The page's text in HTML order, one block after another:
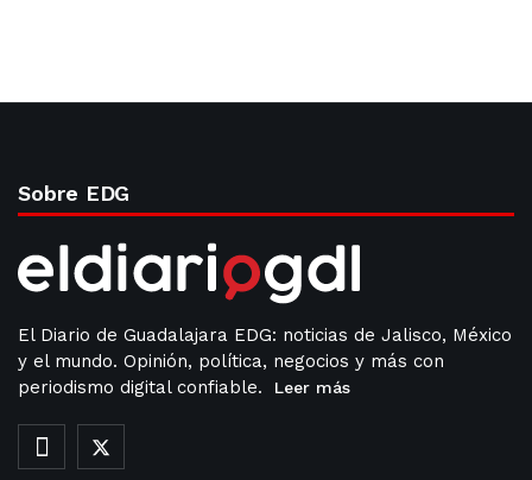
Sobre EDG
El Diario de Guadalajara EDG: noticias de Jalisco, México
y el mundo. Opinión, política, negocios y más con
periodismo digital confiable.
Leer más